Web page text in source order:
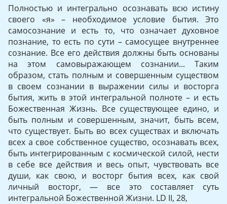
Полностью и интегрально осознавать всю истину
своего «я» – необходимое условие бытия. Это
самосознание и есть то, что оз­начает духовное
познание, то есть по сути – самосущее внутреннее
сознание. Все его действия должны быть основаны
на этом самовыражающем сознании... Таким
образом, стать полным и совер­шенным существом
в своем сознании в выражении силы и востор­га
бытия, жить в этой интегральной полноте – и есть
Божественная Жизнь. Все существующее едино, и
быть полным и совершен­ным, значит, быть всем,
что существует. Быть во всех существах и включать
всех а свое собственное существо, осознавать всех,
быть интегрированным с космической силой, нести
в себе все действия и весь опыт, чувствовать все
души, как свою, и восторг бытия всех, как свой
личный восторг, — все это составляет суть
интегральной Божественной Жизни. LD II, 28,